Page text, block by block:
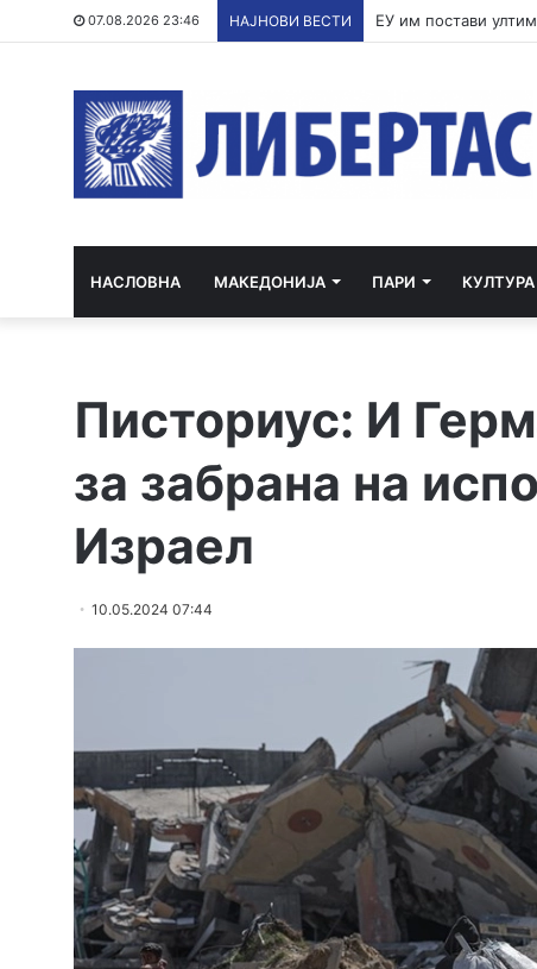
07.08.2026 23:46 НАЈНОВИ ВЕСТИ По речиси 30
НАСЛОВНА МАКЕДОНИЈА ПАРИ КУЛТУРА
Писториус: И
за забрана на
Израел
10.05.2024 07:44